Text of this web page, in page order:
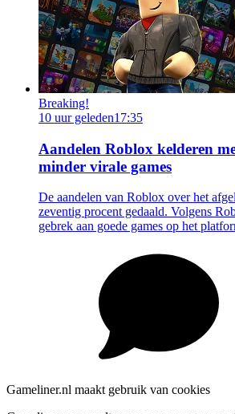
Breaking!
10 uur geleden17:35
Aandelen Roblox kelderen
minder virale games
De aandelen van Roblox over het
zeventig procent gedaald. Volgens
gebrek aan goede games op het
Gameliner.nl maakt gebruik van cookies